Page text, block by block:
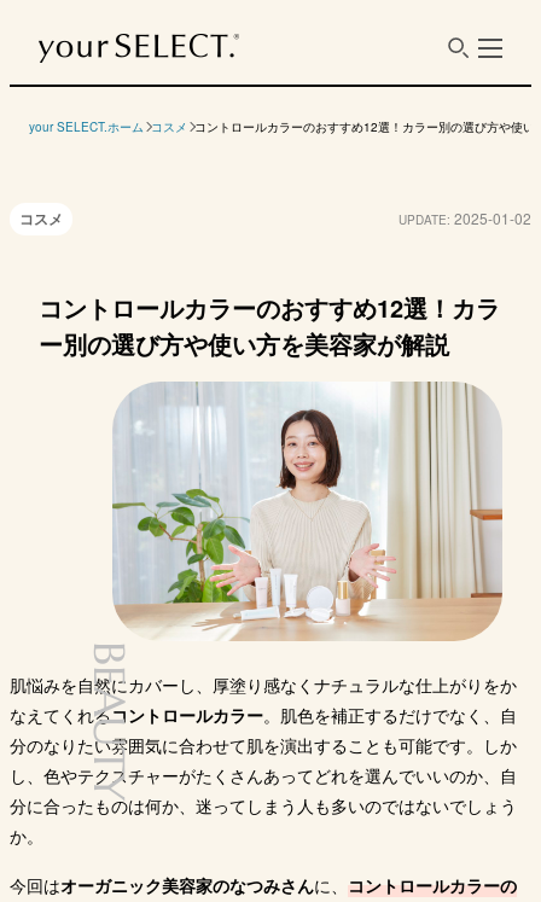
your SELECT.ホーム コスメ コントロールカラーのおすすめ12選！カラー別の選び方や使い
コスメ UPDATE: 2025-01-02
BEAUTY
コントロールカラーのおすすめ12選！カラ
ー別の選び方や使い方を美容家が解説
肌悩みを自然にカバーし、厚塗り感なくナチュラルな仕上がりをか
なえてくれるコントロールカラー。肌色を補正するだけでなく、自
分のなりたい雰囲気に合わせて肌を演出することも可能です。しか
し、色やテクスチャーがたくさんあってどれを選んでいいのか、自
分に合ったものは何か、迷ってしまう人も多いのではないでしょう
か。
今回はオーガニック美容家のなつみさんに、 コントロールカラーの
色の系統 ピンク＆パープル系
to/one ベース ルミ
ネッセンス
オンリーミネラル
ミネラルプラス ベ
エリクシール デー
ケアレボリューショ
クリアナチュラル
（ラベンダー）
淡いベビーピンク
3410円
25g 35g 15g
クリーム クリーム
SPF22／
PA++
SPF27／
PA+++
SPF50+／
PA++++
SPF21
PA++
購入サイト
Amazon
楽天市場 楽天市場
Yahoo!
楽天市場
Yahoo!